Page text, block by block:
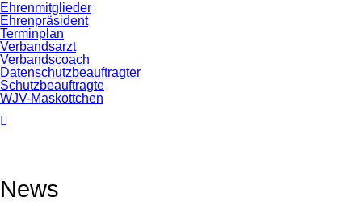
Ehrenmitglieder
Ehrenpräsident
Terminplan
Verbandsarzt
Verbandscoach
Datenschutz­beauftragter
Schutzbeauftragte
WJV-Maskottchen
News